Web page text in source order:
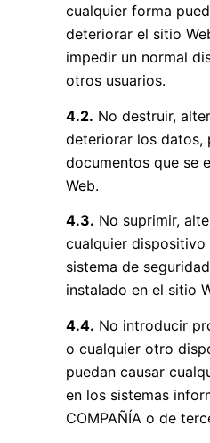
cualquier forma
deteriorar el sitio
impedir un normal
otros usuarios.
4.2. No destruir,
deteriorar los datos,
documentos que se
Web.
4.3. No suprimir,
cualquier
sistema de
instalado en el sitio
4.4. No introducir
o cualquier otro
puedan causar
en los sistemas
COMPAÑÍA o de